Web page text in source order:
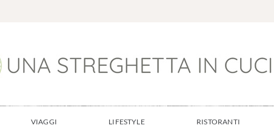
VIAGGI LIFESTYLE RISTORANTI